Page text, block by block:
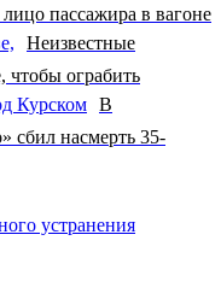
пассажира в вагоне
Неизвестные
ограбить
В
сбил насмерть 35-